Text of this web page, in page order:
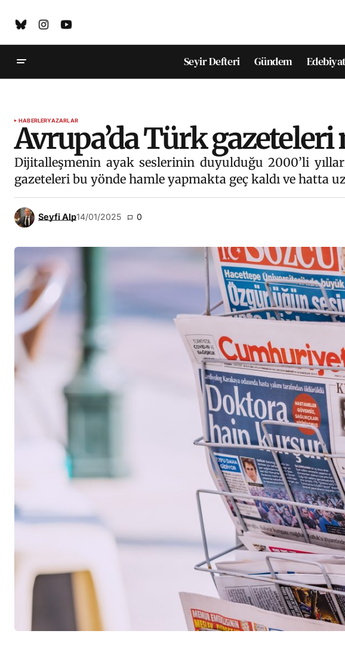
Seyir Defteri Gündem Edebiyat
HABERLERYAZARLAR
Avrupa’da Türk
Dijitalleşmenin ayak seslerinin duyulduğu 2000’li
gazeteleri bu yönde hamle yapmakta geç kaldı ve hatta
Seyfi Alp14/01/2025 0